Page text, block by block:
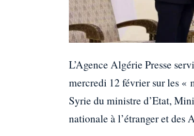
L’Agence Algérie Presse
mercredi 12 février sur les «
Syrie du ministre d’Etat,
nationale à l’étranger et